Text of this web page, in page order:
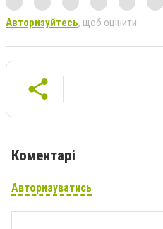
Авторизуйтесь, щоб оцінити
Коментарі
Авторизуватись